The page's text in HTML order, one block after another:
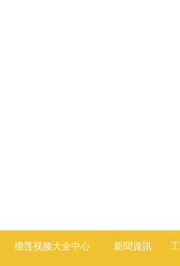
榴莲视频大全中心 新聞資訊